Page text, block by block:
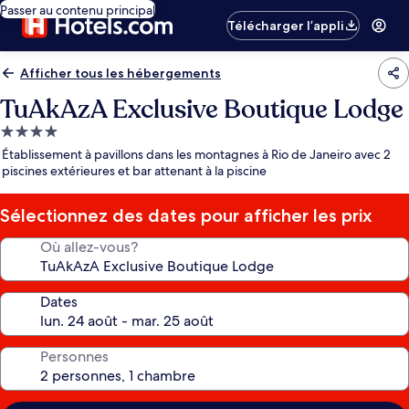
Passer au contenu principal
Télécharger l’appli
Afficher tous les hébergements
TuAkAzA Exclusive Boutique Lodge
Hébergement
4.0 étoiles
Établissement à pavillons dans les montagnes à Rio de Janeiro avec 2
piscines extérieures et bar attenant à la piscine
Sélectionnez des dates pour afficher les prix
Où allez-vous?
Dates
Personnes